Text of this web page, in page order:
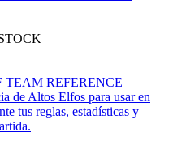
REFERENCE
de Altos Elfos para usar en
tus reglas, estadísticas y